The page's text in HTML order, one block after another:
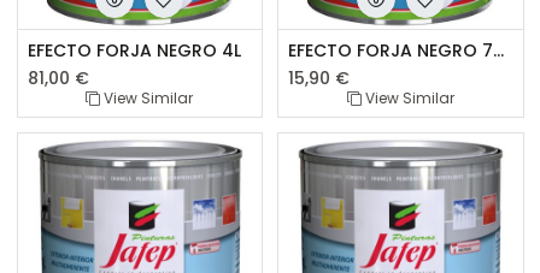
EFECTO FORJA NEGRO 4L
81,00 €
View Similar
EFECTO FORJA NEGRO 750ML
15,90 €
View Similar